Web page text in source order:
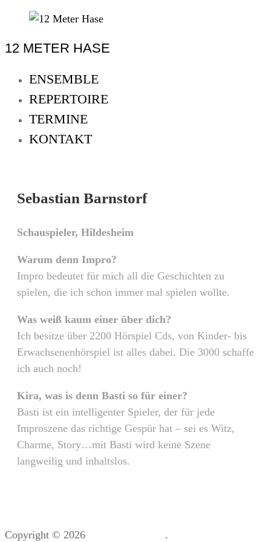
content
Meter
Improtheater
Oldenburg
12 METER HASE
ENSEMBLE
REPERTOIRE
TERMINE
KONTAKT
Sebastian Barnstorf
Schauspieler, Hildesheim
Warum denn Impro?
Impro bedeutet für mich all die Geschichten zu
spielen, die ich schon immer mal spielen wollte.
Was weiß kaum einer über dich?
Ich besitze über 2200 Hörspiel Cds, von Kinder- bis
Erwachsenenhörspiel ist alles dabei. Die 3000 schaffe
ich auch noch!
Kira, was is denn Basti so für einer?
Basti ist ein intelligenter Spieler, der für jede
Improszene das richtige Gespür hat – sei es Witz,
Charme, Story…mit Basti wird keine Szene
langweilig und inhaltslos.
Copyright © 2026 .